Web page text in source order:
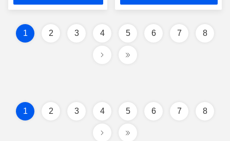
1 2 3 4 5 6 7 8
1 2 3 4 5 6 7 8